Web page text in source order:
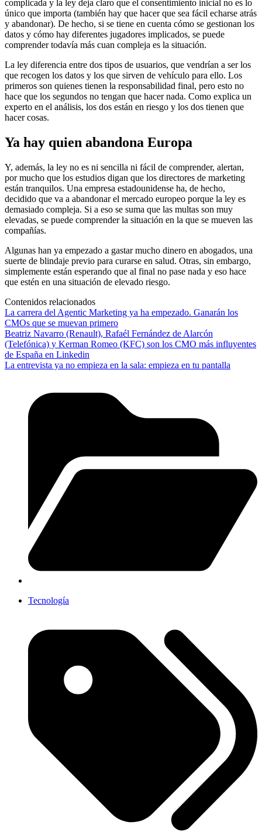
complicada y la ley deja claro que el consentimiento inicial no es lo
único que importa (también hay que hacer que sea fácil echarse atrás
y abandonar). De hecho, si se tiene en cuenta cómo se gestionan los
datos y cómo hay diferentes jugadores implicados, se puede
comprender todavía más cuan compleja es la situación.
La ley diferencia entre dos tipos de usuarios, que vendrían a ser los
que recogen los datos y los que sirven de vehículo para ello. Los
primeros son quienes tienen la responsabilidad final, pero esto no
hace que los segundos no tengan que hacer nada. Como explica un
experto en el análisis, los dos están en riesgo y los dos tienen que
hacer cosas.
Ya hay quien abandona Europa
Y, además, la ley no es ni sencilla ni fácil de comprender, alertan,
por mucho que los estudios digan que los directores de marketing
están tranquilos. Una empresa estadounidense ha, de hecho,
decidido que va a abandonar el mercado europeo porque la ley es
demasiado compleja. Si a eso se suma que las multas son muy
elevadas, se puede comprender la situación en la que se mueven las
compañías.
Algunas han ya empezado a gastar mucho dinero en abogados, una
suerte de blindaje previo para curarse en salud. Otras, sin embargo,
simplemente están esperando que al final no pase nada y eso hace
que estén en una situación de elevado riesgo.
Contenidos relacionados
La carrera del Agentic Marketing ya ha empezado. Ganarán los
CMOs que se muevan primero
Beatriz Navarro (Renault), Rafaél Fernández de Alarcón
(Telefónica) y Kerman Romeo (KFC) son los CMO más influyentes
de España en Linkedin
La entrevista ya no empieza en la sala: empieza en tu pantalla
Tecnología